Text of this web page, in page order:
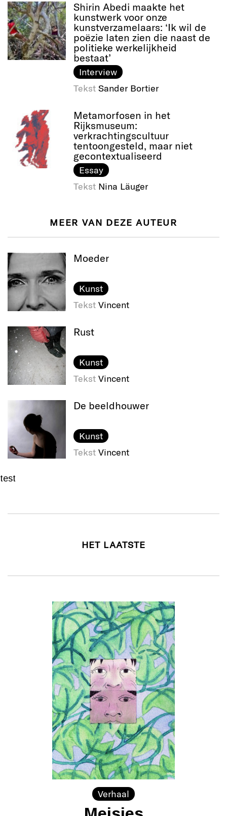
Shirin Abedi maakte het
kunstwerk voor onze
kunstverzamelaars: ‘Ik wil de
poëzie laten zien die naast de
politieke werkelijkheid
bestaat’
Interview
Tekst Sander Bortier
Metamorfosen in het
Rijksmuseum:
verkrachtingscultuur
tentoongesteld, maar niet
gecontextualiseerd
Essay
Tekst Nina Läuger
MEER VAN DEZE AUTEUR
Moeder
Kunst
Tekst Vincent
Rust
Kunst
Tekst Vincent
De beeldhouwer
Kunst
Tekst Vincent
test
HET LAATSTE
Verhaal